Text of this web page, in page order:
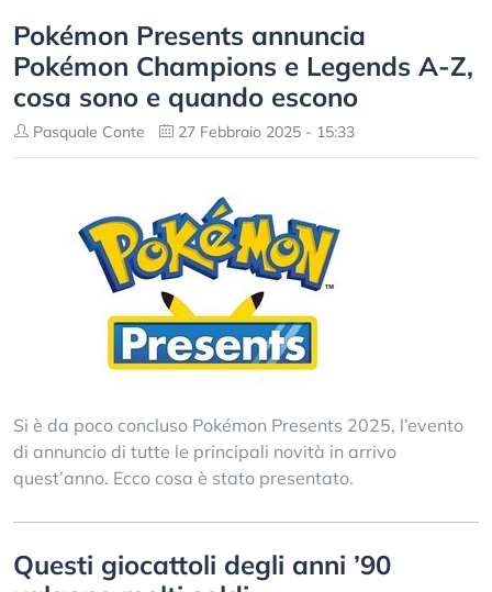
Pokémon Presents annuncia
Pokémon Champions e Legends A-Z,
cosa sono e quando escono
Pasquale Conte 27 Febbraio 2025 - 15:33
Si è da poco concluso Pokémon Presents 2025, l’evento
di annuncio di tutte le principali novità in arrivo
quest’anno. Ecco cosa è stato presentato.
Questi giocattoli degli anni ’90